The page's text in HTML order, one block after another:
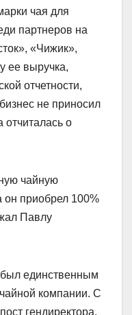
чая для
партнеров на
«Чижик»,
ее выручка,
отчетности,
не приносил
отчиталась о
чайную
он приобрел 100%
Павлу
был единственным
компании. С
гендиректора.